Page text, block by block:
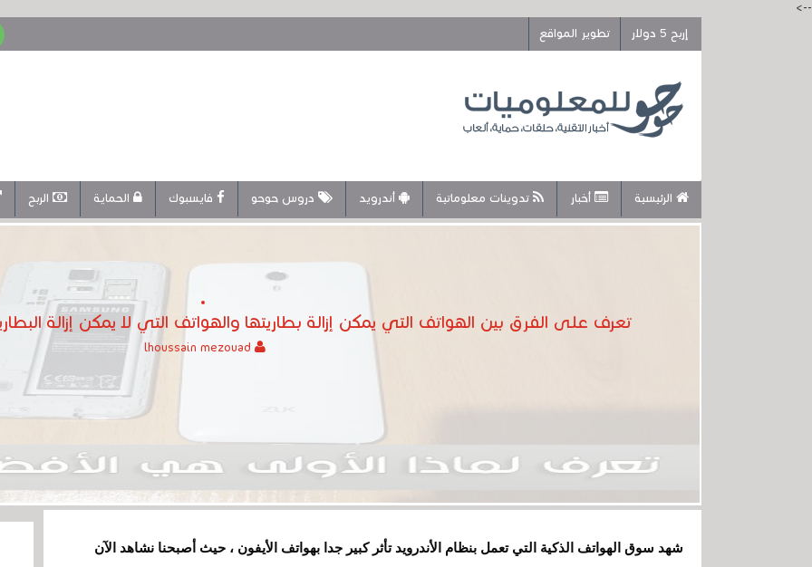
-->
إربح 5 دولار
تطوير المواقع
الرئيسية أخبار تدوينات معلوماتية أندرويد دروس حوحو فايسبوك الحماية الربح
تعرف على الفرق بين الهواتف التي يمكن إزالة بطاريتها والهواتف التي لا يمكن إزالة
شهد سوق الهواتف الذكية التي تعمل بنظام الأندرويد تأثر كبير جدا بهواتف الأيفون ، حيث أصبحنا نشاهد الآن